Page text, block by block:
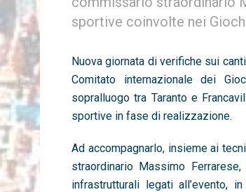
sportive coinvolte nei
Nuova giornata di verifiche sui
Comitato internazionale dei
sopralluogo tra Taranto e
sportive in fase di realizzazione.
Ad accompagnarlo, insieme ai
straordinario Massimo
infrastrutturali legati